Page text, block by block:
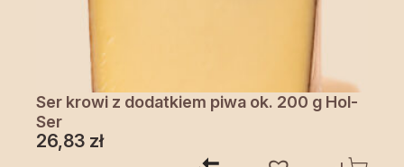
Ser krowi z dodatkiem piwa ok. 200 g Hol-
Ser
26,83 zł